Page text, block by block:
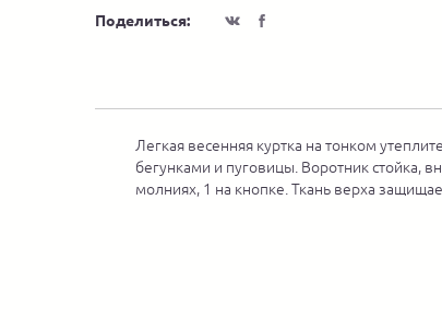
Поделиться:
Легкая весенняя куртка на тонком
бегунками и пуговицы. Воротник стойка,
молниях, 1 на кнопке. Ткань верха